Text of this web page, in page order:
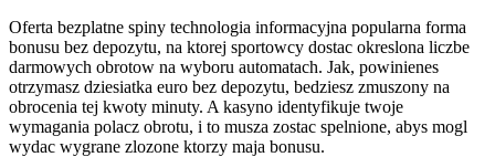
Oferta bezplatne spiny technologia informacyjna popularna forma
bonusu bez depozytu, na ktorej sportowcy dostac okreslona liczbe
darmowych obrotow na wyboru automatach. Jak, powinienes
otrzymasz dziesiatka euro bez depozytu, bedziesz zmuszony na
obrocenia tej kwoty minuty. A kasyno identyfikuje twoje
wymagania polacz obrotu, i to musza zostac spelnione, abys mogl
wydac wygrane zlozone ktorzy maja bonusu.